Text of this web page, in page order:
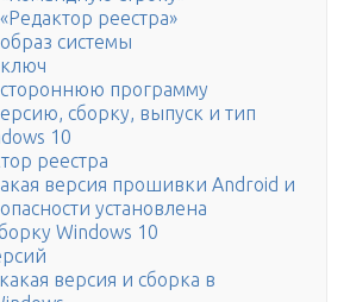
реестра»
системы
программу
сборку, выпуск и тип
10
реестра
версия прошивки Android и
установлена
Windows 10
версия и сборка в